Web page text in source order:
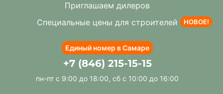
Приглашаем дилеров
Специальные цены для строителей
НОВОЕ!
Единый номер в Самаре
+7 (846) 215-15-15
пн-пт с 9:00 до 18:00, сб с 10:00 до 16:00